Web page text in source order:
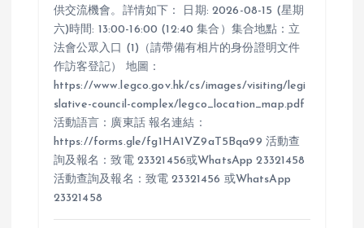
供交流機會。詳情如下： 日期: 2026-08-15 (星期
六)時間: 13:00-16:00 (12:40 集合）集合地點：立
法會公眾入口 (1)（請帶備有相片的身份證明文件
作訪客登記） 地圖：
https://www.legco.gov.hk/cs/images/visiting/legi
slative-council-complex/legco_location_map.pdf
活動語言：廣東話 報名連結：
https://forms.gle/fg1HA1VZ9aT5Bqa99 活動查
詢及報名：致電 23321456或WhatsApp 23321458
活動查詢及報名：致電 23321456 或WhatsApp
23321458